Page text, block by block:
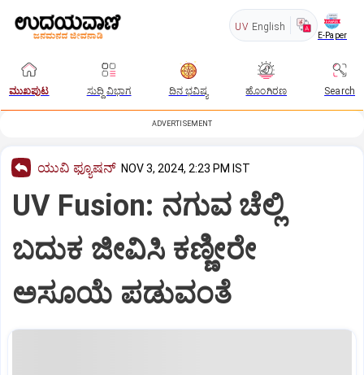
UV English
E-Paper
ಮುಖಪುಟ ಸುದ್ದಿ ವಿಭಾಗ ದಿನ ಭವಿಷ್ಯ ಹೊಂಗಿರಣ Search
ADVERTISEMENT
ಯುವಿ ಫ್ಯೂಷನ್ NOV 3, 2024, 2:23 PM IST
UV Fusion: ನಗುವ ಚೆಲ್ಲಿ
ಬದುಕ ಜೀವಿಸಿ ಕಣ್ಣೀರೇ
ಅಸೂಯೆ ಪಡುವಂತೆ